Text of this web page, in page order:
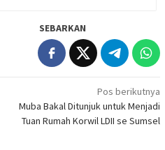
SEBARKAN
Pos berikutnya
Muba Bakal Ditunjuk untuk Menjadi
Tuan Rumah Korwil LDII se Sumsel